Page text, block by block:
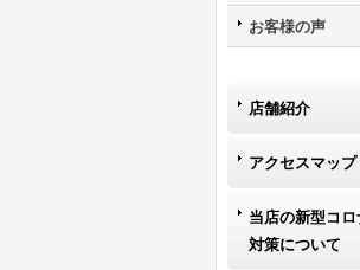
お客様の声
店舗紹介
アクセスマップ
当店の新型コ
対策について